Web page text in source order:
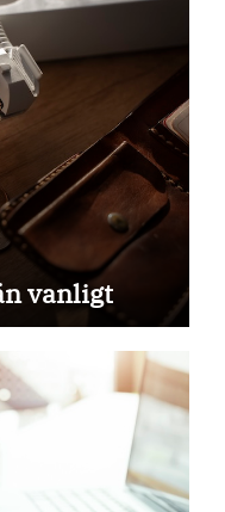
vanligt